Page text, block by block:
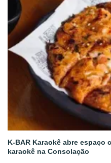
K-BAR Karaokê abre espaço
karaokê na Consolação